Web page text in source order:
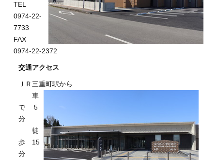
TEL
0974-22-
7733
FAX
0974-22-2372
交通アクセス
ＪＲ三重町駅から
車
で 5
分
徒
歩 15
分